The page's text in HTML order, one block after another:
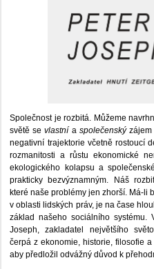
Společnost je rozbitá. Můžeme
světě sevlastní a společenskýzájem
negativní trajektorie včetně rostoucí
rozmanitosti a růstu ekonomické
ekologického kolapsu a
prakticky bezvýznamným. Náš
které naše problémy jen zhorší. Má-li
v oblasti lidských práv, je na čase
základ našeho sociálního
Joseph, zakladatel největšího
čerpá z ekonomie, historie, filosofie
aby předložil odvážný důvod k